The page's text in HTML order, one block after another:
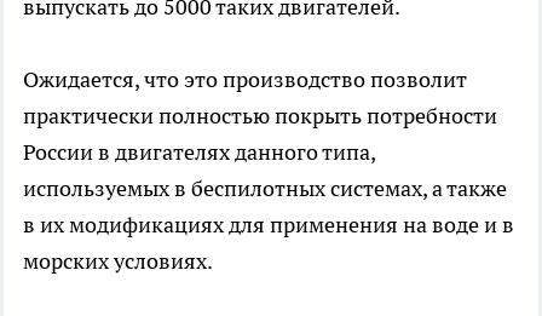
выпускать до 5000 таких двигателей.
Ожидается, что это производство позволит
практически полностью покрыть потребности
России в двигателях данного типа,
используемых в беспилотных системах, а также
в их модификациях для применения на воде и в
морских условиях.